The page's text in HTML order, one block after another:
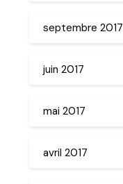
septembre 2017
juin 2017
mai 2017
avril 2017